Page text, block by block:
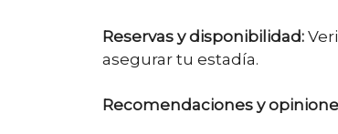
Reservas y disponibilidad:
asegurar tu estadía.
Recomendaciones y